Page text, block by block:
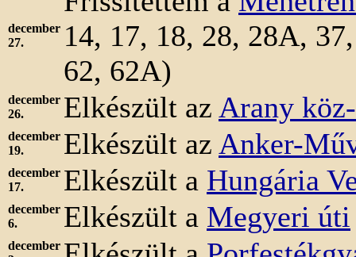
december
27.
14, 17, 18, 28, 28A,
62, 62A)
december
26.
Elkészült az Arany
december
19.
Elkészült az Anker-M
december
17.
Elkészült a Hungária
december
6.
Elkészült a Megyeri úti
december